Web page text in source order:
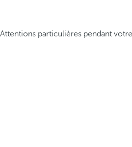
Attentions particulières pendant